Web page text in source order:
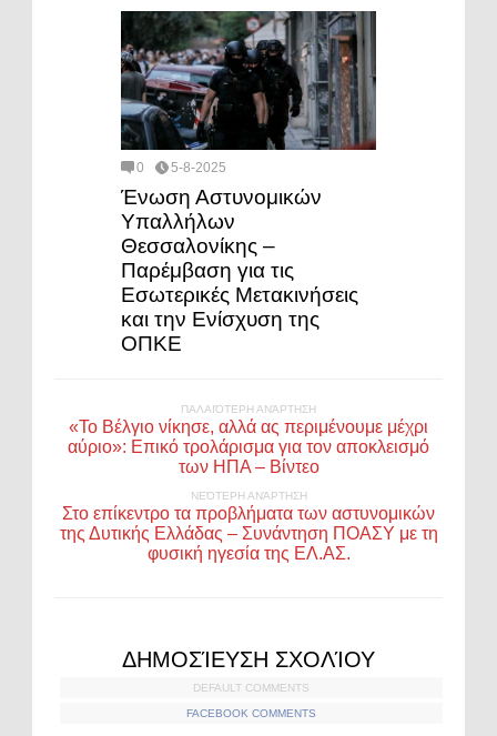
0 5-8-2025
Ένωση Αστυνομικών
Υπαλλήλων
Θεσσαλονίκης –
Παρέμβαση για τις
Εσωτερικές Μετακινήσεις
και την Ενίσχυση της
ΟΠΚΕ
ΠΑΛΑΙΌΤΕΡΗ ΑΝΆΡΤΗΣΗ
«Το Βέλγιο νίκησε, αλλά ας περιμένουμε μέχρι
αύριο»: Επικό τρολάρισμα για τον αποκλεισμό
των ΗΠΑ – Βίντεο
ΝΕΌΤΕΡΗ ΑΝΆΡΤΗΣΗ
Στο επίκεντρο τα προβλήματα των αστυνομικών
της Δυτικής Ελλάδας – Συνάντηση ΠΟΑΣΥ με τη
φυσική ηγεσία της ΕΛ.ΑΣ.
ΔΗΜΟΣΊΕΥΣΗ ΣΧΟΛΊΟΥ
DEFAULT COMMENTS
FACEBOOK COMMENTS